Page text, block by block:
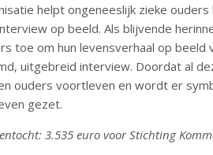
helpt ongeneeslijk zieke
op beeld. Als blijvende
toe om hun levensverhaal op
uitgebreid interview. Doordat al
ouders voortleven en wordt er
gezet.
3.535 euro voor Stichting